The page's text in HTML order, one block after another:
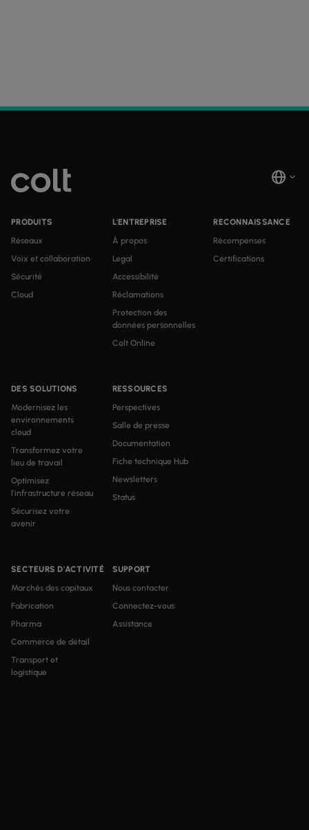
PRODUITS
Réseaux
Voix et collaboration
Sécurité
Cloud
DES SOLUTIONS
Modernisez les
environnements
cloud
Transformez votre
lieu de travail
Optimisez
l'infrastructure réseau
Sécurisez votre
avenir
SECTEURS D'ACTIVITÉ
Marchés des capitaux
Fabrication
Pharma
Commerce de détail
Transport et
logistique
RESSOURCES
Perspectives
Salle de presse
Documentation
Fiche technique Hub
Newsletters
Status
L'ENTREPRISE
À propos
Legal
Accessibilité
Réclamations
Protection des
données personnelles
Colt Online
SUPPORT
Nous contacter
Connectez-vous
Assistance
RECONNAISSANCE
Récompenses
Certifications